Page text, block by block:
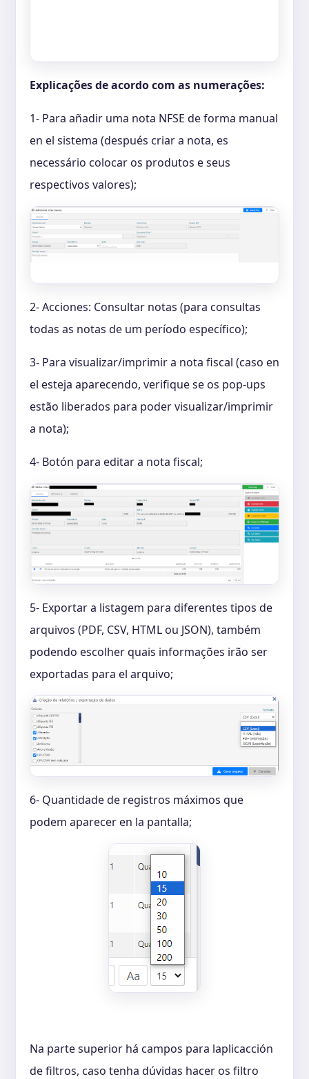
Explicações de acordo com as numerações:
1- Para añadir uma nota NFSE de forma manual
en el sistema (después criar a nota, es
necessário colocar os produtos e seus
respectivos valores);
2- Acciones: Consultar notas (para consultas
todas as notas de um período específico);
3- Para visualizar/imprimir a nota fiscal (caso en
el esteja aparecendo, verifique se os pop-ups
estão liberados para poder visualizar/imprimir
a nota);
4- Botón para editar a nota fiscal;
5- Exportar a listagem para diferentes tipos de
arquivos (PDF, CSV, HTML ou JSON), também
podendo escolher quais informações irão ser
exportadas para el arquivo;
6- Quantidade de registros máximos que
podem aparecer en la pantalla;
Na parte superior há campos para laplicacción
de filtros, caso tenha dúvidas hacer os filtro